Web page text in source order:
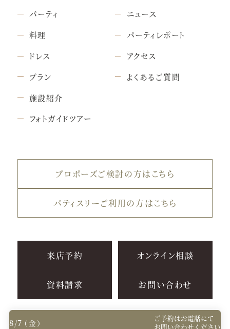
8/7 （金） ご予約はお電話にて
お問い合わせください
パーティ
料理
ドレス
プラン
施設紹介
フォトガイドツアー
ニュース
パーティレポート
アクセス
よくあるご質問
プロポーズご検討の方はこちら
パティスリーご利用の方はこちら
来店予約 オンライン相談
資料請求 お問い合わせ